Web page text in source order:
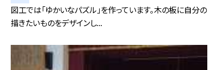
図工では「ゆかいなパズル」を作っています。木の板に自分の
描きたいものをデザインし...